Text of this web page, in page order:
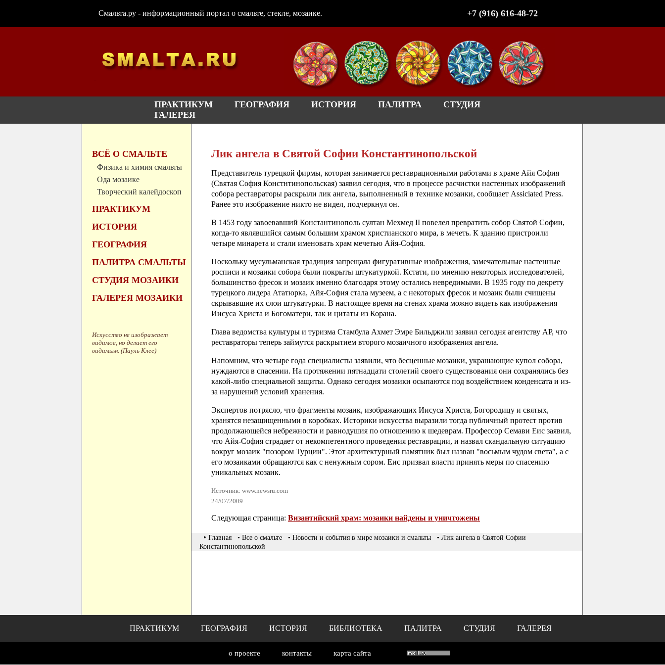
Смальта.ру - информационный портал о смальте, стекле, мозаике. +7 (916) 616-48-72
ПРАКТИКУМ ГЕОГРАФИЯ ИСТОРИЯ ПАЛИТРА
СТУДИЯ
ГАЛЕРЕЯ
ВСЁ О СМАЛЬТЕ
Физика и химия смальты
Ода мозаике
Творческий калейдоскоп
ПРАКТИКУМ
ИСТОРИЯ
ГЕОГРАФИЯ
ПАЛИТРА СМАЛЬТЫ
СТУДИЯ МОЗАИКИ
ГАЛЕРЕЯ МОЗАИКИ
Искусство не изображает
видимое, но делает его
видимым. (Пауль Клее)
Лик ангела в Святой Софии Константинопольской
Представитель турецкой фирмы, которая занимается реставрационными работами в храме Айя София
(Святая София Констнтинопольская) заявил сегодня, что в процессе расчистки настенных изображений
собора реставраторы раскрыли лик ангела, выполненный в технике мозаики, сообщает Assiciated Press.
Ранее это изображение никто не видел, подчеркнул он.
В 1453 году завоевавший Константинополь султан Мехмед II повелел превратить собор Святой Софии,
когда-то являвшийся самым большим храмом христианского мира, в мечеть. К зданию пристроили
четыре минарета и стали именовать храм мечетью Айя-София.
Поскольку мусульманская традиция запрещала фигуративные изображения, замечательные настенные
росписи и мозаики собора были покрыты штукатуркой. Кстати, по мнению некоторых исследователей,
большинство фресок и мозаик именно благодаря этому остались невредимыми. В 1935 году по декрету
турецкого лидера Ататюрка, Айя-София стала музеем, а с некоторых фресок и мозаик были счищены
скрывавшие их слои штукатурки. В настоящее время на стенах храма можно видеть как изображения
Иисуса Христа и Богоматери, так и цитаты из Корана.
Глава ведомства культуры и туризма Стамбула Ахмет Эмре Бильджили заявил сегодня агентству AP, что
реставраторы теперь займутся раскрытием второго мозаичного изображения ангела.
Напомним, что четыре года специалисты заявили, что бесценные мозаики, украшающие купол собора,
нуждаются в спасении. На протяжении пятнадцати столетий своего существования они сохранялись без
какой-либо специальной защиты. Однако сегодня мозаики осыпаются под воздействием конденсата и из-
за нарушений условий хранения.
Экспертов потрясло, что фрагменты мозаик, изображающих Иисуса Христа, Богородицу и святых,
хранятся незащищенными в коробках. Историки искусства выразили тогда публичный протест против
продолжающейся небрежности и равнодушия по отношению к шедеврам. Профессор Семави Еис заявил,
что Айя-София страдает от некомпетентного проведения реставрации, и назвал скандальную ситуацию
вокруг мозаик "позором Турции". Этот архитектурный памятник был назван "восьмым чудом света", а с
его мозаиками обращаются как с ненужным сором. Еис призвал власти принять меры по спасению
уникальных мозаик.
Источник: www.newsru.com
24/07/2009
Следующая страница: Византийский храм: мозаики найдены и уничтожены
• Главная • Все о смальте • Новости и события в мире мозаики и смальты
• Лик ангела в Святой Софии
Константинопольской
ПРАКТИКУМ ГЕОГРАФИЯ ИСТОРИЯ БИБЛИОТЕКА ПАЛИТРА СТУДИЯ ГАЛЕРЕЯ
о проекте контакты карта сайта